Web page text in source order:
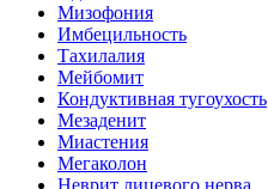
Мизофония
Имбецильность
Тахилалия
Мейбомит
Кондуктивная тугоухость
Мезаденит
Миастения
Мегаколон
Неврит лицевого нерва